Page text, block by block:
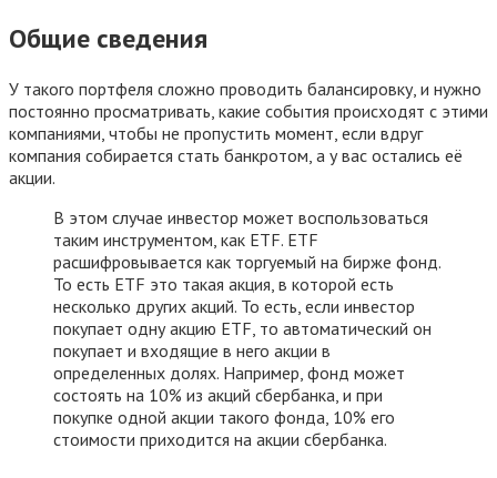
Общие сведения
У такого портфеля сложно проводить балансировку, и нужно
постоянно просматривать, какие события происходят с этими
компаниями, чтобы не пропустить момент, если вдруг
компания собирается стать банкротом, а у вас остались её
акции.
В этом случае инвестор может воспользоваться
таким инструментом, как ETF. ETF
расшифровывается как торгуемый на бирже фонд.
То есть ETF это такая акция, в которой есть
несколько других акций. То есть, если инвестор
покупает одну акцию ETF, то автоматический он
покупает и входящие в него акции в
определенных долях. Например, фонд может
состоять на 10% из акций сбербанка, и при
покупке одной акции такого фонда, 10% его
стоимости приходится на акции сбербанка.